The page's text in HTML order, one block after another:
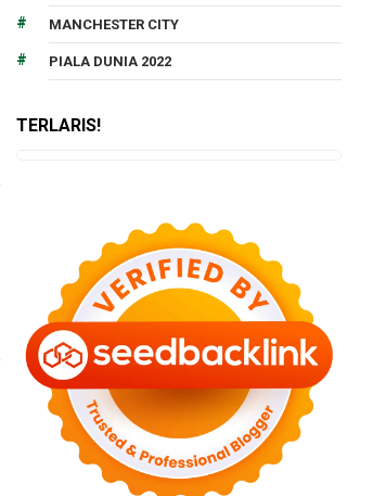
MANCHESTER CITY
PIALA DUNIA 2022
TERLARIS!